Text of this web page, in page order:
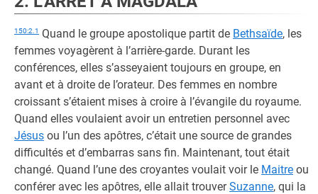
150:2.1 Quand le groupe apostolique partit de Bethsaïde, les
femmes voyagèrent à l’arrière-garde. Durant les
conférences, elles s’asseyaient toujours en groupe, en
avant et à droite de l’orateur. Des femmes en nombre
croissant s’étaient mises à croire à l’évangile du royaume.
Quand elles voulaient avoir un entretien personnel avec
Jésus ou l’un des apôtres, c’était une source de grandes
difficultés et d’embarras sans fin. Maintenant, tout était
changé. Quand l’une des croyantes voulait voir le Maitre ou
conférer avec les apôtres, elle allait trouverSuzanne, qui la